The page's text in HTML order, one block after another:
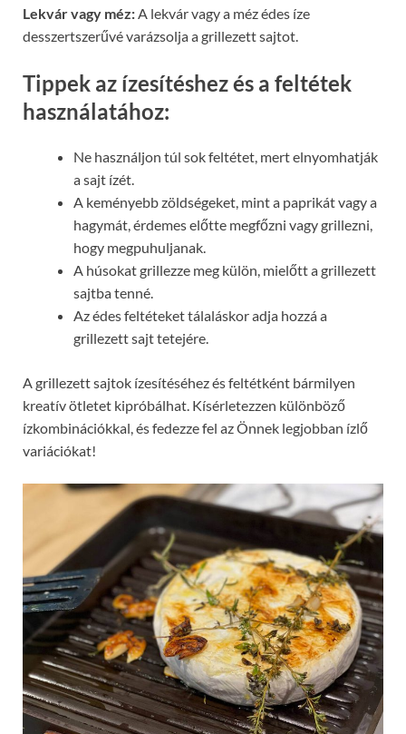
Lekvár vagy méz:A lekvár vagy a méz édes íze
desszertszerűvé varázsolja a grillezett sajtot.
Tippek az ízesítéshez és a feltétek
használatához:
Ne használjon túl sok feltétet, mert elnyomhatják
a sajt ízét.
A keményebb zöldségeket, mint a paprikát vagy a
hagymát, érdemes előtte megfőzni vagy grillezni,
hogy megpuhuljanak.
A húsokat grillezze meg külön, mielőtt a grillezett
sajtba tenné.
Az édes feltéteket tálaláskor adja hozzá a
grillezett sajt tetejére.
A grillezett sajtok ízesítéséhez és feltétként bármilyen
kreatív ötletet kipróbálhat. Kísérletezzen különböző
ízkombinációkkal, és fedezze fel az Önnek legjobban ízlő
variációkat!